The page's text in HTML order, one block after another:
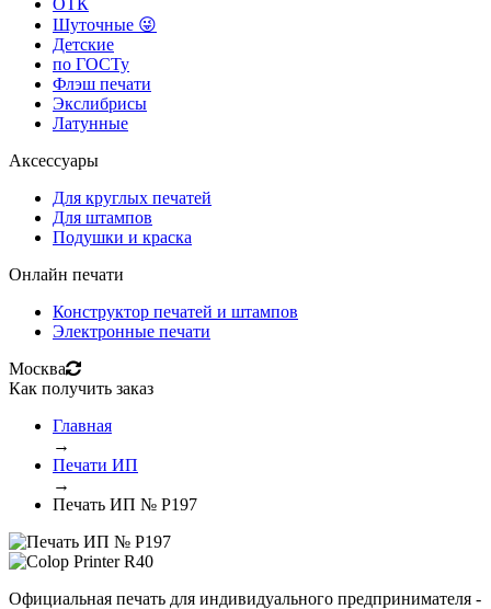
ОТК
Шуточные 😜
Детские
по ГОСТу
Флэш печати
Экслибрисы
Латунные
Аксессуары
Для круглых печатей
Для штампов
Подушки и краска
Онлайн печати
Конструктор печатей и штампов
Электронные печати
Москва
Как получить заказ
Главная
→
Печати ИП
→
Печать ИП № Р197
Официальная печать для индивидуального предпринимателя -